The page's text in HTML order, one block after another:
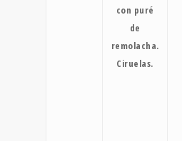
con puré
de
remolacha.
Ciruelas.